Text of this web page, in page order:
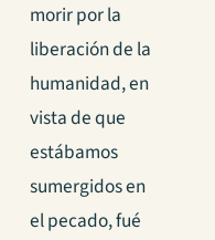
morir por la
liberación de la
humanidad, en
vista de que
estábamos
sumergidos en
el pecado, fué